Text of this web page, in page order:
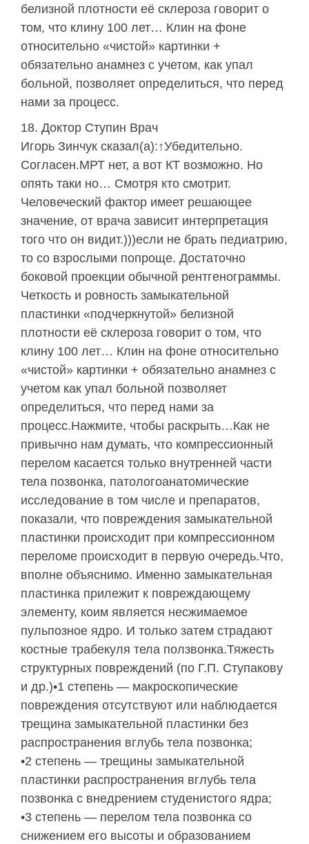
белизной плотности её склероза говорит о
том, что клину 100 лет… Клин на фоне
относительно «чистой» картинки +
обязательно анамнез с учетом, как упал
больной, позволяет определиться, что перед
нами за процесс.
Доктор Ступин Врач
Игорь Зинчук сказал(а):↑Убедительно.
Согласен.МРТ нет, а вот КТ возможно. Но
опять таки но… Смотря кто смотрит.
Человеческий фактор имеет решающее
значение, от врача зависит интерпретация
того что он видит.)))если не брать педиатрию,
то со взрослыми попроще. Достаточно
боковой проекции обычной рентгенограммы.
Четкость и ровность замыкательной
пластинки «подчеркнутой» белизной
плотности её склероза говорит о том, что
клину 100 лет… Клин на фоне относительно
«чистой» картинки + обязательно анамнез с
учетом как упал больной позволяет
определиться, что перед нами за
процесс.Нажмите, чтобы раскрыть…Как не
привычно нам думать, что компрессионный
перелом касается только внутренней части
тела позвонка, патологоанатомические
исследование в том числе и препаратов,
показали, что повреждения замыкательной
пластинки происходит при компрессионном
переломе происходит в первую очередь.Что,
вполне объяснимо. Именно замыкательная
пластинка прилежит к повреждающему
элементу, коим является несжимаемое
пульпозное ядро. И только затем страдают
костные трабекуля тела ползвонка.Тяжесть
структурных повреждений (по Г.П. Ступакову
и др.)•1 степень — макроскопические
повреждения отсутствуют или наблюдается
трещина замыкательной пластинки без
распространения вглубь тела позвонка;
•2 степень — трещины замыкательной
пластинки распространения вглубь тела
позвонка с внедрением студенистого ядра;
•3 степень — перелом тела позвонка со
снижением его высоты и образованием